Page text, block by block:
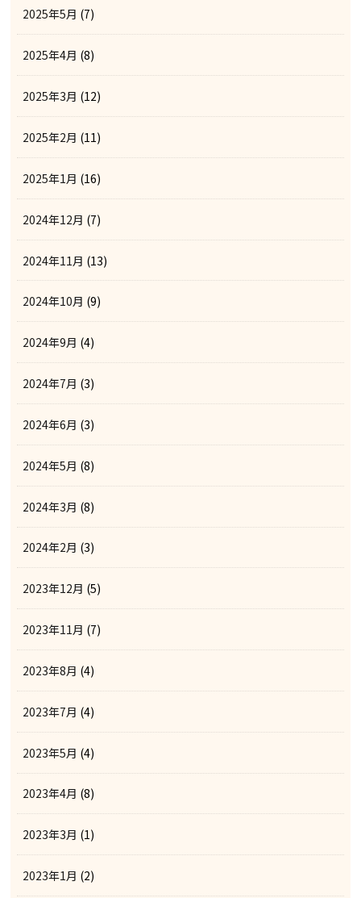
2025年5月 (7)
2025年4月 (8)
2025年3月 (12)
2025年2月 (11)
2025年1月 (16)
2024年12月 (7)
2024年11月 (13)
2024年10月 (9)
2024年9月 (4)
2024年7月 (3)
2024年6月 (3)
2024年5月 (8)
2024年3月 (8)
2024年2月 (3)
2023年12月 (5)
2023年11月 (7)
2023年8月 (4)
2023年7月 (4)
2023年5月 (4)
2023年4月 (8)
2023年3月 (1)
2023年1月 (2)